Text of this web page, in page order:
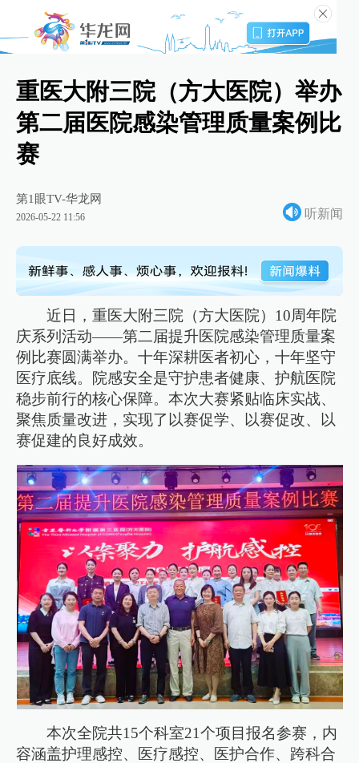
重医大附三院（方大医院）举办
第二届医院感染管理质量案例比
赛
第1眼TV-华龙网
2026-05-22 11:56 听新闻
近日，重医大附三院（方大医院）10周年院
庆系列活动——第二届提升医院感染管理质量案
例比赛圆满举办。十年深耕医者初心，十年坚守
医疗底线。院感安全是守护患者健康、护航医院
稳步前行的核心保障。本次大赛紧贴临床实战、
聚焦质量改进，实现了以赛促学、以赛促改、以
赛促建的良好成效。
本次全院共15个科室21个项目报名参赛，内
容涵盖护理感控、医疗感控、医护合作、跨科合